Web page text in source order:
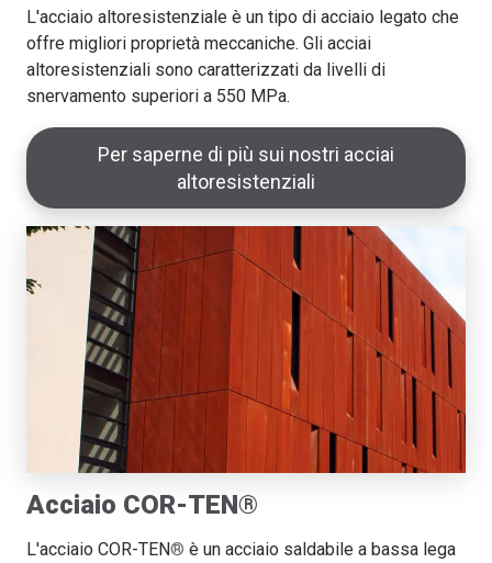
L'acciaio altoresistenziale è un tipo di acciaio legato che
offre migliori proprietà meccaniche. Gli acciai
altoresistenziali sono caratterizzati da livelli di
snervamento superiori a 550 MPa.
Per saperne di più sui nostri acciai
altoresistenziali
Acciaio COR-TEN®
L'acciaio COR-TEN® è un acciaio saldabile a bassa lega